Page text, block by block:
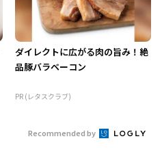
ダイレクトに広がる肉の旨み！絶
品豚バラベーコン
PR (レタスクラブ)
Recommended by